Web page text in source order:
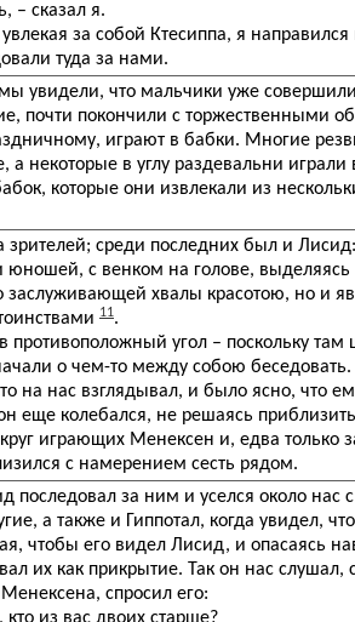
– сказал я.
за собой Ктесиппа, я направился
туда за нами.
увидели, что мальчики уже совершили
почти покончили с торжественными
играют в бабки. Многие
а некоторые в углу раздевальни играли
которые они извлекали из
зрителей; среди последних был и
юношей, с венком на голове,
заслуживающей хвалы красотою, но и
11.
угол – поскольку там
о чем-то между собою
на нас взглядывал, и было ясно, что
еще колебался, не решаясь
играющих Meнексен и, едва только
с намерением сесть рядом.
последовал за ним и уселся около нас
а также и Гиппотал, когда увидел,
чтобы его видел Лисид, и опасаясь
их как прикрытие. Так он нас слушал,
Менексена, спросил его: